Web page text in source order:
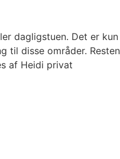
dagligstuen. Det er kun
til disse områder. Resten
af Heidi privat